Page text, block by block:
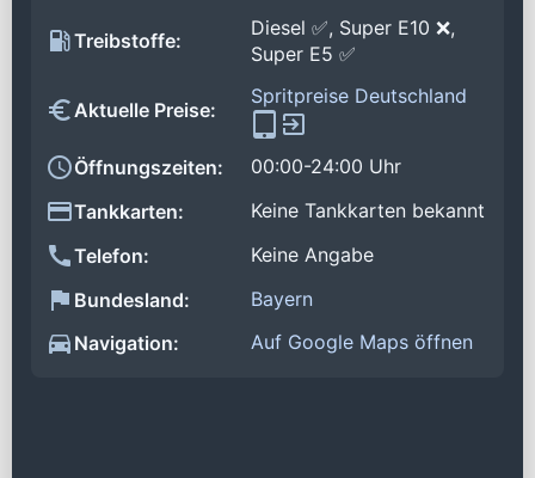
Treibstoffe:
Diesel ✅, Super E10 ❌,
Super E5 ✅
Aktuelle Preise:
Spritpreise Deutschland
Öffnungszeiten:
00:00-24:00 Uhr
Tankkarten:
Keine Tankkarten bekannt
Telefon:
Keine Angabe
Bundesland:
Bayern
Navigation:
Auf Google Maps öffnen